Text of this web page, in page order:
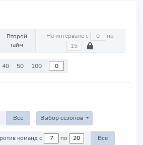
Второй
тайм
На интервале с по
40 50 100
Все Выбор сезонов
Против команд с по Все